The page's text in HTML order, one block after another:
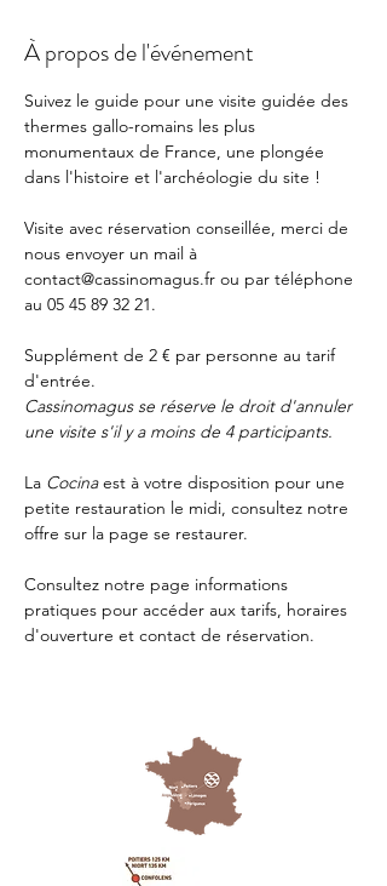
À propos de l'événement
Suivez le guide pour une visite guidée des
thermes gallo-romains les plus
monumentaux de France, une plongée
dans l'histoire et l'archéologie du site !
Visite avec réservation conseillée, merci de
nous envoyer un mail à
contact@cassinomagus.fr ou par téléphone
au 05 45 89 32 21.
Supplément de 2 € par personne au tarif
d'entrée.
Cassinomagus se réserve le droit d'annuler
une visite s'il y a moins de 4 participants.
La Cocina est à votre disposition pour une
petite restauration le midi, consultez notre
offre sur la page se restaurer.
Consultez notre page informations
pratiques pour accéder aux tarifs, horaires
d'ouverture et contact de réservation.